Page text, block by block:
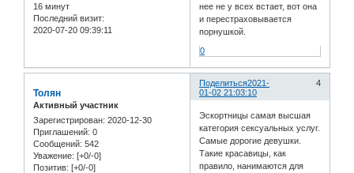
16 минут
Последний визит:
2020-07-20 09:39:11
нее не у всех встает, вот она
и перестраховывается
порнушкой.
0
Поделиться 4
2021-
01-02 21:03:10
Толян
Активный участник
Зарегистрирован: 2020-12-30
Приглашений: 0
Сообщений: 542
Уважение: [+0/-0]
Позитив: [+0/-0]
Эскортницы самая высшая
категория сексуальных услуг.
Самые дорогие девушки.
Такие красавицы, как
правило, нанимаются для